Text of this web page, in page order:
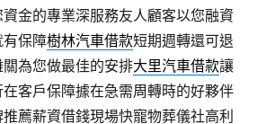
金的專業深服務友人顧客以您融資
有保障樹林汽車借款短期週轉還可退
為您做最佳的安排大里汽車借款讓
客戶保障據在急需周轉時的好夥伴
薦薪資借錢現場快寵物葬儀社高利